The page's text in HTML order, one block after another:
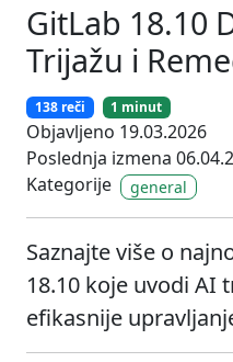
GitLab 18.10
Trijažu i
138 reči 1 minut
Objavljeno 19.03.2026
Poslednja izmena
Kategorije
general
Saznajte više o
18.10 koje uvodi AI
efikasnije